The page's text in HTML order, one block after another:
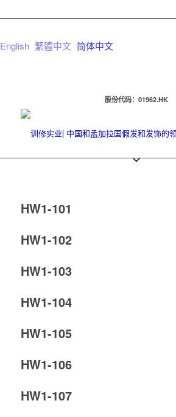
English 繁體中文 简体中文
股份代码：01962.HK
HW1-101
HW1-102
HW1-103
HW1-104
HW1-105
HW1-106
HW1-107